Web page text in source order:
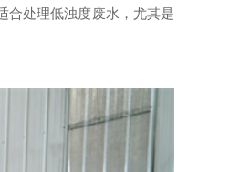
合处理低浊度废水，尤其是